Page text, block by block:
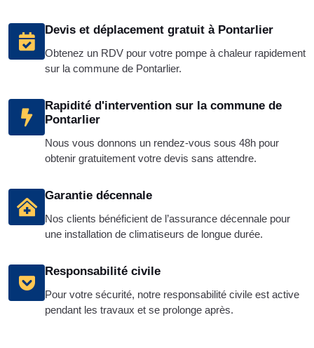
Devis et déplacement gratuit à Pontarlier
Obtenez un RDV pour votre pompe à chaleur rapidement
sur la commune de Pontarlier.
Rapidité d'intervention sur la commune de
Pontarlier
Nous vous donnons un rendez-vous sous 48h pour
obtenir gratuitement votre devis sans attendre.
Garantie décennale
Nos clients bénéficient de l’assurance décennale pour
une installation de climatiseurs de longue durée.
Responsabilité civile
Pour votre sécurité, notre responsabilité civile est active
pendant les travaux et se prolonge après.